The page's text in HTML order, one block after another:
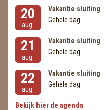
20
aug.
Vakantie sluiting
Gehele dag
21
aug.
Vakantie sluiting
Gehele dag
22
aug.
Vakantie sluiting
Gehele dag
Bekijk hier de agenda